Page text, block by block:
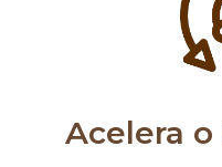
Acelera